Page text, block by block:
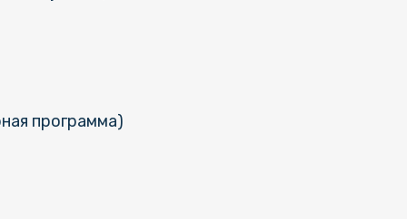
программа)